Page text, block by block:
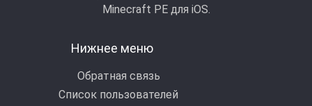
Minecraft РЕ для iOS.
Нижнее меню
Обратная связь
Список пользователей